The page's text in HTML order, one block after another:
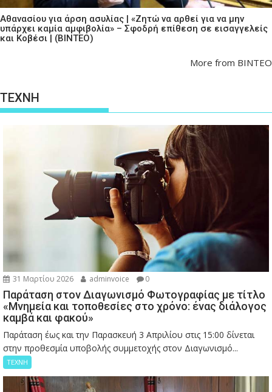
Αθανασίου για άρση ασυλίας | «Ζητώ να αρθεί για να μην
υπάρχει καμία αμφιβολία» – Σφοδρή επίθεση σε εισαγγελείς
και Κοβέσι | (ΒΙΝΤΕΟ)
More from ΒΙΝΤΕΟ
ΤΕΧΝΗ
31 Μαρτίου 2026 adminvoice 0
Παράταση στον Διαγωνισμό Φωτογραφίας με τίτλο
«Μνημεία και τοποθεσίες στο χρόνο: ένας διάλογος
καμβά και φακού»
Παράταση έως και την Παρασκευή 3 Απριλίου στις 15:00 δίνεται
στην προθεσμία υποβολής συμμετοχής στον Διαγωνισμό...
ΤΕΧΝΗ